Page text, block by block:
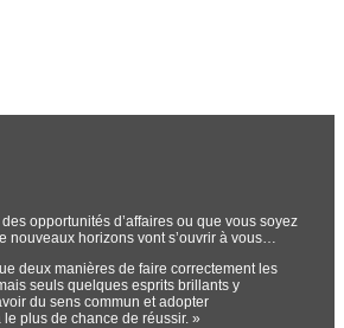
opportunités d’affaires ou que vous soyez
nouveaux horizons vont s’ouvrir à vous…
deux manières de faire correctement les
seuls quelques esprits brillants y
du sens commun et adopter
plus de chance de réussir. »